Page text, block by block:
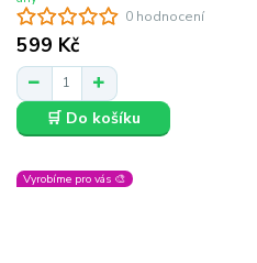
0 hodnocení
599 Kč
🛒 Do košíku
Vyrobíme pro vás 🎨